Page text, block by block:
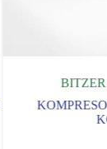
BITZER